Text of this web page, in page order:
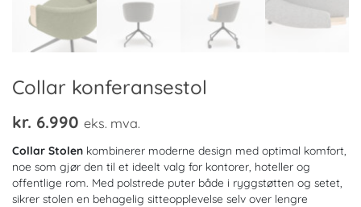
Collar konferansestol
kr. 6.990 eks. mva.
Collar Stolen kombinerer moderne design med optimal komfort,
noe som gjør den til et ideelt valg for kontorer, hoteller og
offentlige rom. Med polstrede puter både i ryggstøtten og setet,
sikrer stolen en behagelig sitteopplevelse selv over lengre